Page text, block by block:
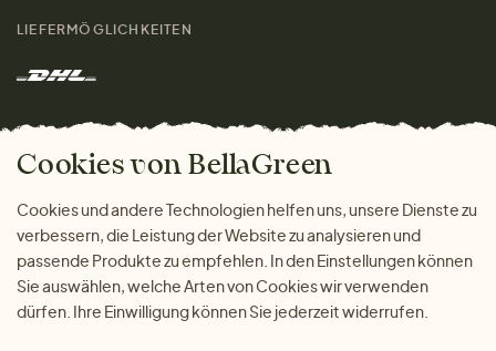
Kontakt
Marken
Das freundliche Magazin
Herren
Geschenke
Warum bei uns einkaufen
LIEFERMÖGLICHKEITEN
ZAHLUNGSMÖGLICHKEITEN
Cookies von BellaGreen
Cookies und andere Technologien helfen uns, unsere Dienste zu
verbessern, die Leistung der Website zu analysieren und
passende Produkte zu empfehlen. In den Einstellungen können
Sie auswählen, welche Arten von Cookies wir verwenden
dürfen. Ihre Einwilligung können Sie jederzeit widerrufen.